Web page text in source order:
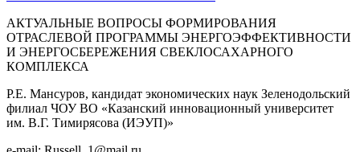
АКТУАЛЬНЫЕ ВОПРОСЫ ФОРМИРОВАНИЯ
ОТРАСЛЕВОЙ ПРОГРАММЫ ЭНЕРГОЭФФЕКТИВНОСТИ
И ЭНЕРГОСБЕРЕЖЕНИЯ СВЕКЛОСАХАРНОГО
КОМПЛЕКСА
Р.Е. Мансуров, кандидат экономических наук Зеленодольский
филиал ЧОУ ВО «Казанский инновационный университет
им. В.Г. Тимирясова (ИЭУП)»